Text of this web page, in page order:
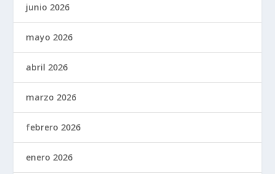
junio 2026
mayo 2026
abril 2026
marzo 2026
febrero 2026
enero 2026